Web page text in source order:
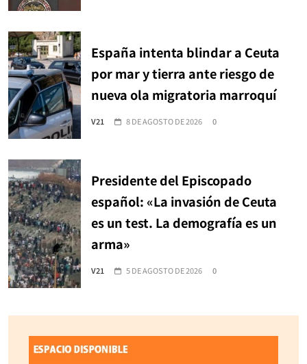
España intenta blindar a Ceuta
por mar y tierra ante riesgo de
nueva ola migratoria marroquí
V21 8 DE AGOSTO DE 2026 0
Presidente del Episcopado
español: «La invasión de Ceuta
es un test. La demografía es un
arma»
V21 5 DE AGOSTO DE 2026 0